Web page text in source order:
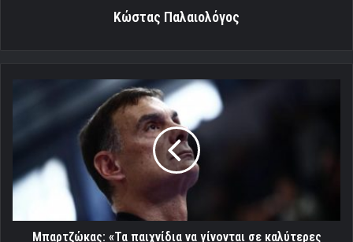
Κώστας Παλαιολόγος
καλύτερες
Μπαρτζώκας: «Τα παιχνίδια να γίνονται σε καλύτερες